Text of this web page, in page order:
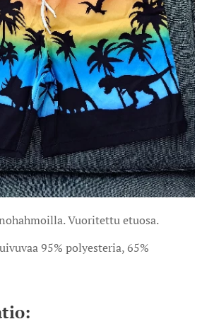
Vuoritettu etuosa.
95% polyesteria, 65%